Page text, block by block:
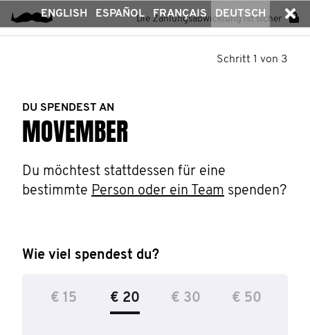
ENGLISH ESPAÑOL FRANÇAIS DEUTSCH
Die Zahlungsabwicklung ist sicher
Schritt 1 von 3
DU SPENDEST AN
MOVEMBER
Du möchtest stattdessen für eine
bestimmte Person oder ein Team spenden?
Wie viel spendest du?
€ 15 € 20 € 30 € 50